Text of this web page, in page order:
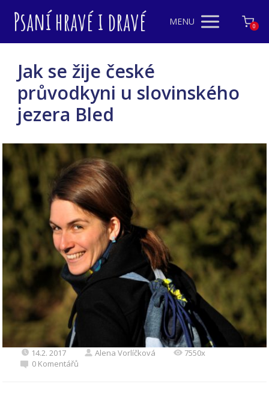
Psaní hravé i dravé MENU 0
Jak se žije české
průvodkyni u slovinského
jezera Bled
14.2. 2017 Alena Vorlíčková
7550x
0 Komentářů